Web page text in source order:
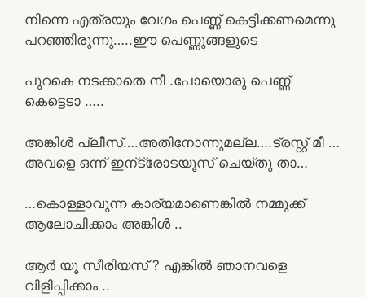
നിന്നെ എത്രയും വേഗം പെണ്ണ് കെട്ടിക്കണമെന്നു
പറഞ്ഞിരുന്നു…..ഈ പെണ്ണുങ്ങളുടെ
പുറകെ നടക്കാതെ നീ .പോയൊരു പെണ്ണ്
കെട്ടെടാ …..
അങ്കിള്‍ പ്ലീസ്….അതിനോന്നുമല്ല….ട്രസ്റ്റ്‌ മീ …
അവളെ ഒന്ന് ഇന്ട്രോടയൂസ് ചെയ്തു താ…
…കൊള്ളാവുന്ന കാര്യമാണെങ്കില്‍ നമ്മുക്ക്
ആലോചിക്കാം അങ്കിള്‍ ..
ആര്‍ യൂ സീരിയസ് ? എങ്കില്‍ ഞാനവളെ
വിളിപ്പിക്കാം ..